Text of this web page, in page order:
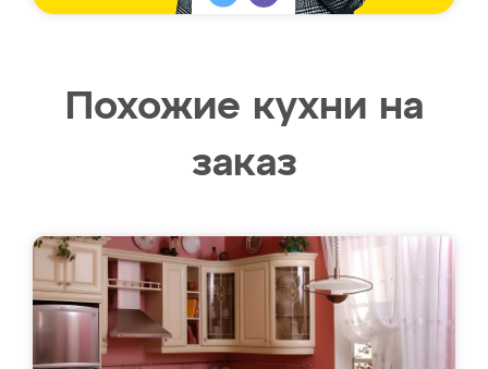
Похожие кухни на
заказ